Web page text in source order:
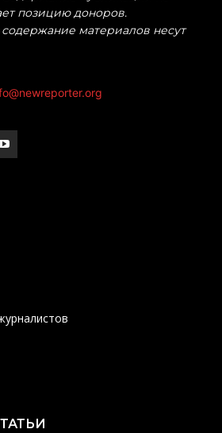
позицию доноров.
содержание материалов несут